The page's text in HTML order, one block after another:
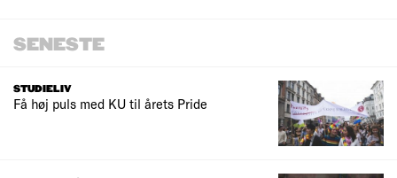
SENESTE
STUDIELIV
Få høj puls med KU til årets Pride